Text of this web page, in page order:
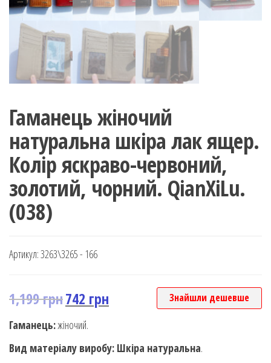
Гаманець жіночий
натуральна шкіра лак ящер.
Колір яскраво-червоний,
золотий, чорний. QianXiLu.
(038)
Артикул:3263\3265 - 166
1,199грн742 грн Знайшли дешевше
Гаманець:жіночий.
Вид матеріалу виробу: Шкіра натуральна.